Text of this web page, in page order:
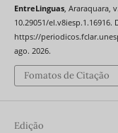
EntreLinguas, Araraquara,
10.29051/el.v8iesp.1.16916.
https://
ago. 2026.
Fomatos de Citação
Edição